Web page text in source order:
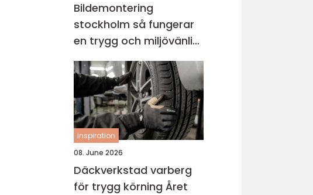
Bildemontering
stockholm så fungerar
en trygg och miljövänlig
bilskrot
inspiration
08. June 2026
Däckverkstad varberg
för trygg körning Året